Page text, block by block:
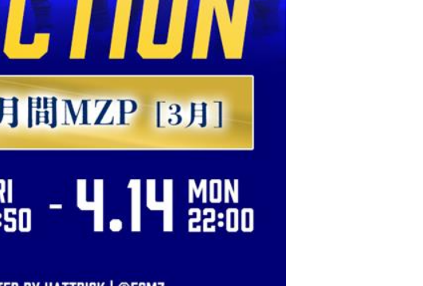
利用案内
パートナートップ
パートナー企業一覧
FOLLOW US!